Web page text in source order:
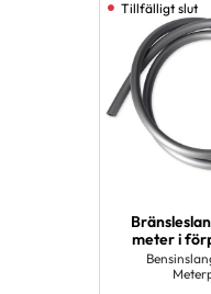
meter i